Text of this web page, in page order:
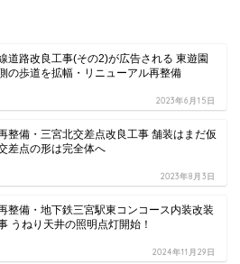
道路改良工事(その2)が広告される 東遊園
の歩道を拡幅・リニューアル再整備
2023年6月15日
整備・三宮北交差点改良工事 舗装はまだ仮
差点の形は完全体へ
2023年8月3日
整備・地下鉄三宮駅東コンコース内装改装
うねり天井の照明点灯開始！
2024年11月29日